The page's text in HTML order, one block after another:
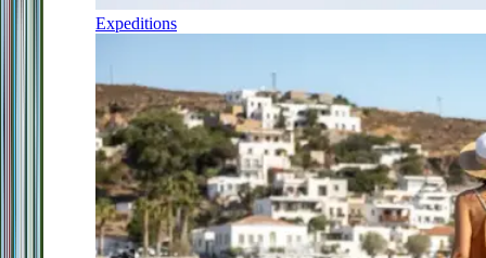
Expeditions